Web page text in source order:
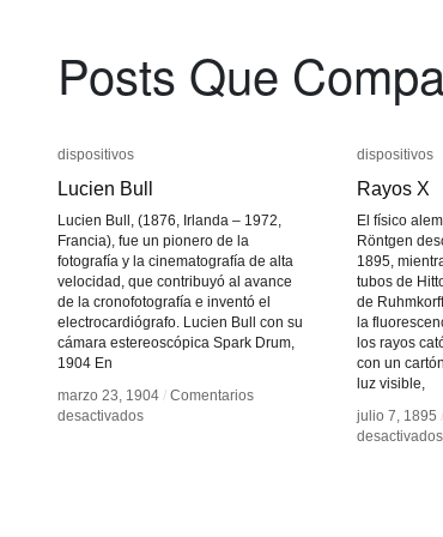
Posts Que
dispositivos
Lucien Bull
Lucien Bull, (1876, Irlanda – 1972,
Francia), fue un pionero de la
fotografía y la cinematografía de alta
velocidad, que contribuyó al avance
de la cronofotografía e inventó el
electrocardiógrafo. Lucien Bull con su
cámara estereoscópica Spark Drum,
1904 En
marzo 23, 1904 / Comentarios
desactivadosen
dispositivos
Lucien Bull
marzo 23, 1904 / Comentarios
desactivadosen
dispositivos
Rayos X
El físico
Röntgen
1895,
tubos de
de
la
los rayos
con un
luz visible,
julio 7, 1895 /
desactivados
dispositivos
Rayos X
julio 7, 1895 /
desactivados